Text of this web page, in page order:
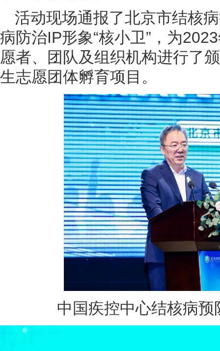
活动现场通报了北京市结核
病防治IP形象“核小卫”，为
愿者、团队及组织机构进行了
生志愿团体孵育项目。
中国疾控中心结核病